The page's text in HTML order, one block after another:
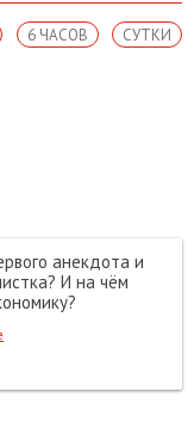
СУТКИ
6 ЧАСОВ
анекдота и
И на чём